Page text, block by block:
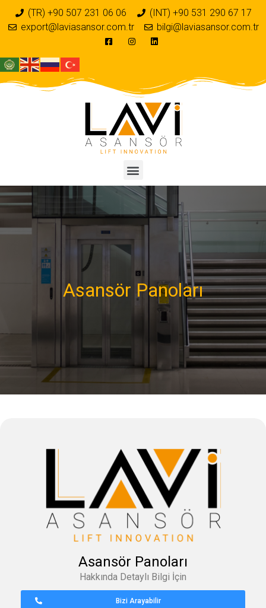
(TR) +90 507 231 06 06
(INT) +90 531 290 67 17
export@laviasansor.com.tr
bilgi@laviasansor.com.tr
Asansör Panoları
Asansör Panoları
Hakkında Detaylı Bilgi İçin
Bizi Arayabilir